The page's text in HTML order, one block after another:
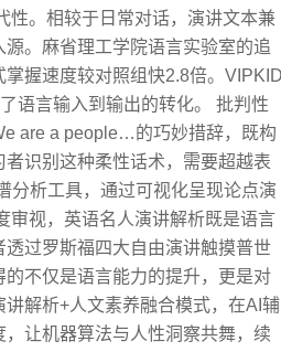
性。相较于日常对话，演讲文本兼
。麻省理工学院语言实验室的追
握速度较对照组快2.8倍。VIPKID
语言输入到输出的转化。 批判性
are a people…的巧妙措辞，既构
识别这种柔性话术，需要超越表
分析工具，通过可视化呈现论点演
审视，英语名人演讲解析既是语言
过罗斯福四大自由演讲触摸普世
不仅是语言能力的提升，更是对
解析+人文素养融合模式，在AI辅
让机器算法与人性洞察共舞，续